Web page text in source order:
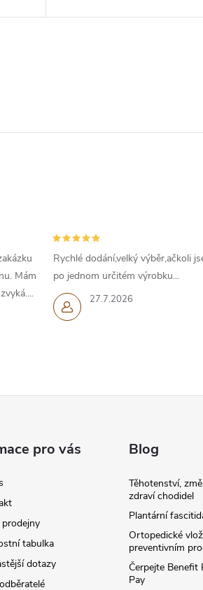
Mám
27.7.2026
Rychlé dodání,velký výběr,ačkoli
po jednom určitém výrobku...
pro vás
prodejny
tabulka
dotazy
Blog
Těhotenství,
zdraví chodidel
Plantární
Ortopedické
preventivním
Čerpejte Benefit
Pay